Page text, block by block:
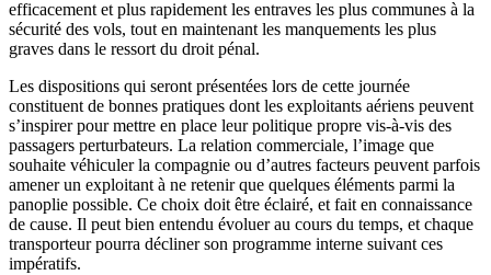
efficacement et plus rapidement les entraves les plus communes à la
sécurité des vols, tout en maintenant les manquements les plus
graves dans le ressort du droit pénal.
Les dispositions qui seront présentées lors de cette journée
constituent de bonnes pratiques dont les exploitants aériens peuvent
s’inspirer pour mettre en place leur politique propre vis-à-vis des
passagers perturbateurs. La relation commerciale, l’image que
souhaite véhiculer la compagnie ou d’autres facteurs peuvent parfois
amener un exploitant à ne retenir que quelques éléments parmi la
panoplie possible. Ce choix doit être éclairé, et fait en connaissance
de cause. Il peut bien entendu évoluer au cours du temps, et chaque
transporteur pourra décliner son programme interne suivant ces
impératifs.